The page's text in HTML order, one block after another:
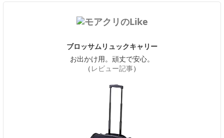
ブロッサムリュックキャリー
お出かけ用。頑丈で安心。
（ レビュー記事）